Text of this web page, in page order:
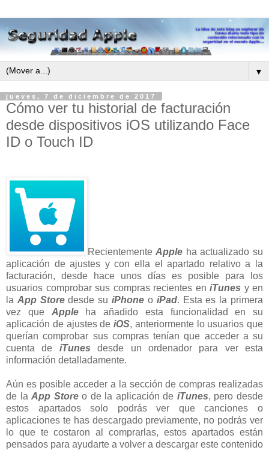
▼
jueves, 7 de diciembre de 2017
Cómo ver tu historial de facturación
desde dispositivos iOS utilizando Face
ID o Touch ID
RecientementeApple ha actualizado su
aplicación de ajustes y con ella el apartado relativo a la
facturación, desde hace unos días es posible para los
usuarios comprobar sus compras recientes en iTunes y en
la App Storedesde suiPhone o iPad. Esta es la primera
vez que Appleha añadido esta funcionalidad en su
aplicación de ajustes de iOS, anteriormente lo usuarios que
querían comprobar sus compras tenían que acceder a su
cuenta de iTunesdesde un ordenador para ver esta
información detalladamente.
Aún es posible acceder a la sección de compras realizadas
de laApp Storeo de la aplicación de iTunes, pero desde
estos apartados solo podrás ver que canciones o
aplicaciones te has descargado previamente, no podrás ver
lo que te costaron al comprarlas, estos apartados están
pensados para ayudarte a volver a descargar este contenido